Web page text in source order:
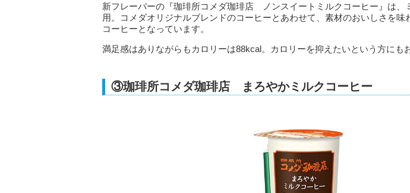
新フレーバーの『珈琲所コメダ珈琲店 ノンスイートミルクコーヒー』は、
用。コメダオリジナルブレンドのコーヒーとあわせて、素材のおいしさを味
コーヒーとなっています。
満足感はありながらもカロリーは88kcal。カロリーを抑えたいという方にも
③珈琲所コメダ珈琲店 まろやかミルクコーヒー